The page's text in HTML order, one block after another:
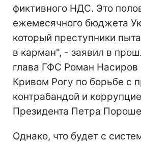
фиктивного НДС. Это
ежемесячного бюджета
который преступники
в карман", - заявил в
глава ГФС Роман Насиров
Кривом Рогу по борьбе с
контрабандой и
Президента Петра
Однако, что будет с